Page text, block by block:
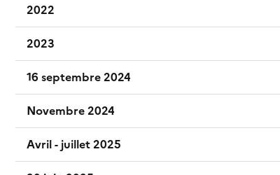
2022
2023
16 septembre 2024
Novembre 2024
Avril - juillet 2025